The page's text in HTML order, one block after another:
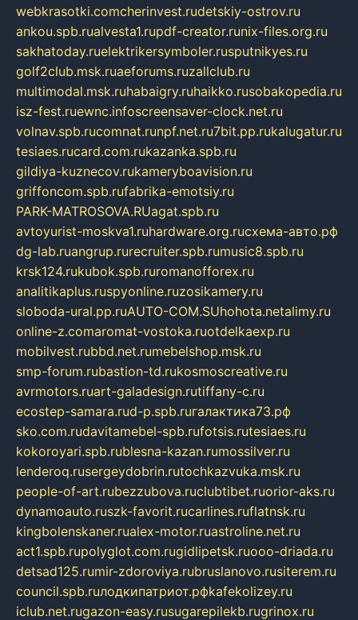
webkrasotki.comcherinvest.rudetskiy-ostrov.ru
ankou.spb.rualvesta1.rupdf-creator.runix-files.org.ru
sakhatoday.ruelektrikersymboler.rusputnikyes.ru
golf2club.msk.ruaeforums.ruzallclub.ru
multimodal.msk.ruhabaigry.ruhaikko.rusobakopedia.ru
isz-fest.ruewnc.infoscreensaver-clock.net.ru
volnav.spb.rucomnat.runpf.net.ru7bit.pp.rukalugatur.ru
tesiaes.rucard.com.rukazanka.spb.ru
gildiya-kuznecov.rukameryboavision.ru
griffoncom.spb.rufabrika-emotsiy.ru
PARK-MATROSOVA.RUagat.spb.ru
avtoyurist-moskva1.ruhardware.org.ruсхема-авто.рф
dg-lab.ruangrup.rurecruiter.spb.rumusic8.spb.ru
krsk124.rukubok.spb.ruromanofforex.ru
analitikaplus.ruspyonline.ruzosikamery.ru
sloboda-ural.pp.ruAUTO-COM.SUhohota.netalimy.ru
online-z.comaromat-vostoka.ruotdelkaexp.ru
mobilvest.rubbd.net.rumebelshop.msk.ru
smp-forum.rubastion-td.rukosmoscreative.ru
avrmotors.ruart-galadesign.rutiffany-c.ru
ecostep-samara.rud-p.spb.ruгалактика73.рф
sko.com.rudavitamebel-spb.rufotsis.rutesiaes.ru
kokoroyari.spb.rublesna-kazan.rumossilver.ru
lenderoq.rusergeydobrin.rutochkazvuka.msk.ru
people-of-art.rubezzubova.ruclubtibet.ruorior-aks.ru
dynamoauto.ruszk-favorit.rucarlines.ruflatnsk.ru
kingbolenskaner.rualex-motor.ruastroline.net.ru
act1.spb.rupolyglot.com.rugidlipetsk.ruooo-driada.ru
detsad125.rumir-zdoroviya.rubruslanovo.rusiterem.ru
council.spb.ruлодкипатриот.рфkafekolizey.ru
iclub.net.rugazon-easy.rusugarepilekb.rugrinox.ru